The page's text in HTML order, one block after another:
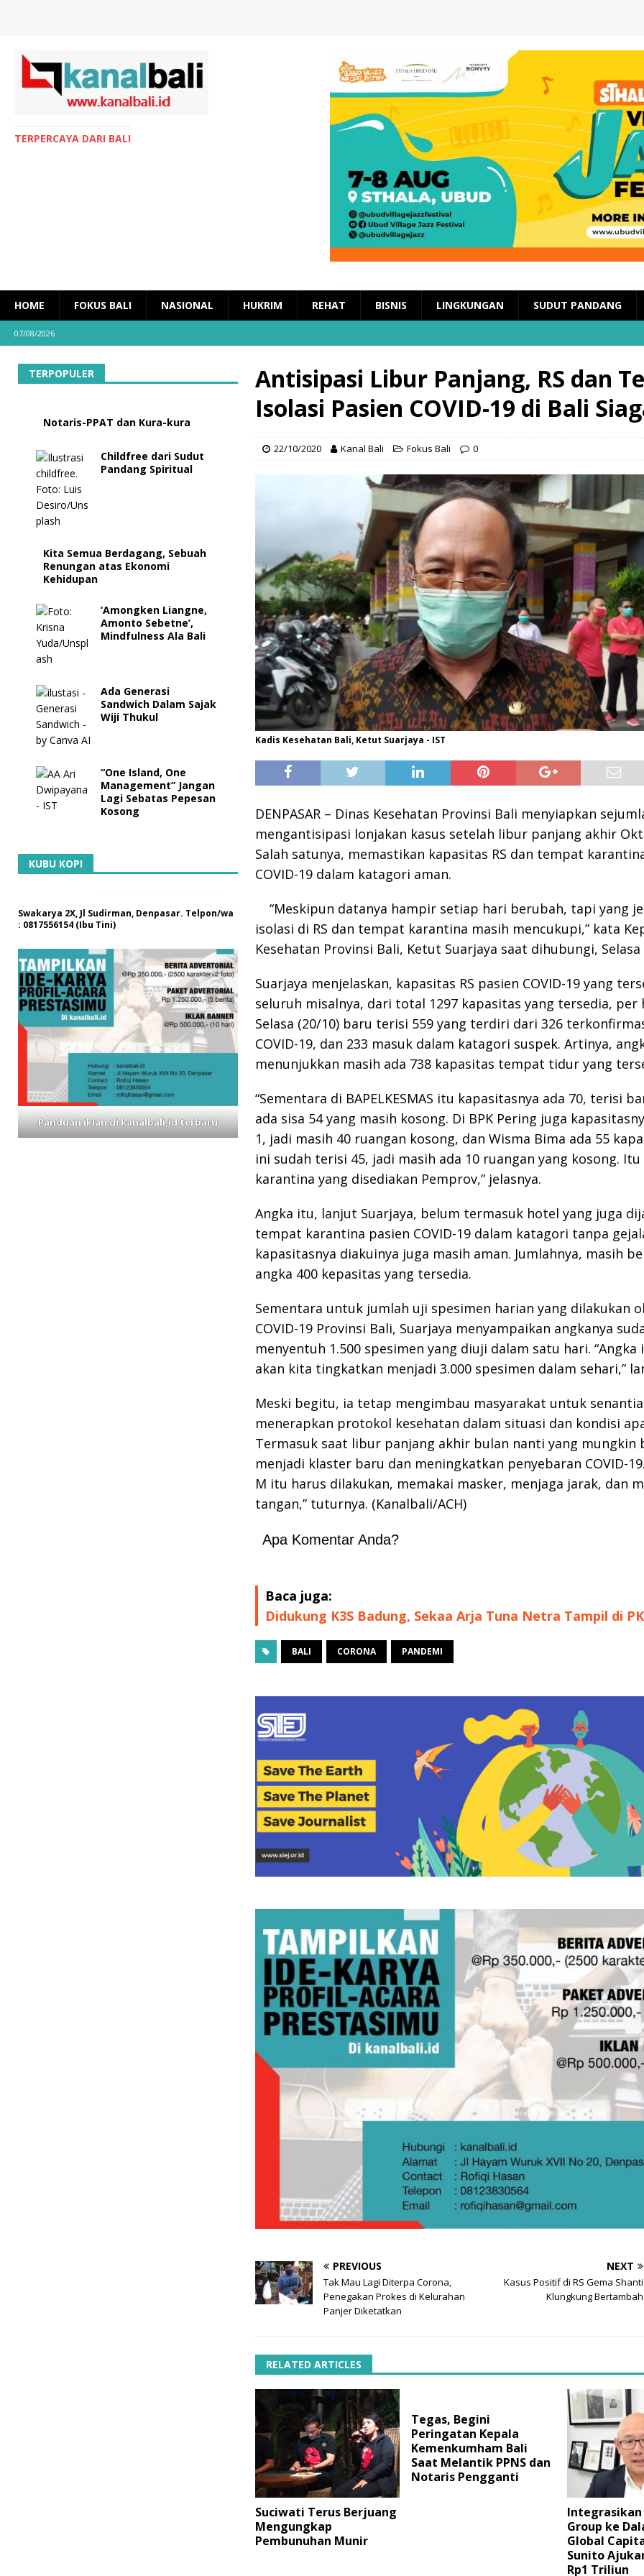
TERPERCAYA DARI BALI
HOME FOKUS BALI NASIONAL HUKRIM REHAT BISNIS LINGKUNGAN SUDUT PANDANG
07/08/2026
Antisipasi Libur Panjang, RS dan
Isolasi Pasien COVID-19 di Bali
22/10/2020 Kanal Bali Fokus Bali 0
Kadis Kesehatan Bali, Ketut Suarjaya - IST
DENPASAR – Dinas Kesehatan Provinsi Bali menyiapkan
mengantisipasi lonjakan kasus setelah libur panjang akhir
Salah satunya, memastikan kapasitas RS dan tempat
COVID-19 dalam katagori aman.
“Meskipun datanya hampir setiap hari berubah, tapi yang
isolasi di RS dan tempat karantina masih mencukupi,” kata
Kesehatan Provinsi Bali, Ketut Suarjaya saat dihubungi, Selasa
Suarjaya menjelaskan, kapasitas RS pasien COVID-19 yang
seluruh misalnya, dari total 1297 kapasitas yang tersedia, per
Selasa (20/10) baru terisi 559 yang terdiri dari 326
COVID-19, dan 233 masuk dalam katagori suspek. Artinya,
menunjukkan masih ada 738 kapasitas tempat tidur yang
“Sementara di BAPELKESMAS itu kapasitasnya ada 70, terisi
ada sisa 54 yang masih kosong. Di BPK Pering juga
1, jadi masih 40 ruangan kosong, dan Wisma Bima ada 55
ini sudah terisi 45, jadi masih ada 10 ruangan yang kosong.
karantina yang disediakan Pemprov,” jelasnya.
Angka itu, lanjut Suarjaya, belum termasuk hotel yang juga
tempat karantina pasien COVID-19 dalam katagori tanpa
kapasitasnya diakuinya juga masih aman. Jumlahnya, masih
angka 400 kepasitas yang tersedia.
Sementara untuk jumlah uji spesimen harian yang dilakukan
COVID-19 Provinsi Bali, Suarjaya menyampaikan angkanya
menyentuh 1.500 spesimen yang diuji dalam satu hari. “Angka
akan kita tingkatkan menjadi 3.000 spesimen dalam sehari,”
Meski begitu, ia tetap mengimbau masyarakat untuk
menerapkan protokol kesehatan dalam situasi dan kondisi
Termasuk saat libur panjang akhir bulan nanti yang mungkin
menjadi klaster baru dan meningkatkan penyebaran COVID-
M itu harus dilakukan, memakai masker, menjaga jarak, dan
tangan,” tuturnya. (Kanalbali/ACH)
Apa Komentar Anda?
Baca juga:
Didukung K3S Badung, Sekaa Arja Tuna Netra Tampil di
BALI CORONA PANDEMI
PREVIOUS
Tak Mau Lagi Diterpa Corona,
Penegakan Prokes di Kelurahan
Panjer Diketatkan
NEXT
Kasus Positif di RS Gema Shanti
Klungkung Bertambah
RELATED ARTICLES
Suciwati Terus Berjuang
Mengungkap
Pembunuhan Munir
Tegas, Begini
Peringatan Kepala
Kemenkumham Bali
Saat Melantik PPNS dan
Notaris Pengganti
Integrasikan
Group ke
Global
Sunito
Rp1 Triliun
TERPOPULER
Notaris-PPAT dan Kura-kura
Childfree dari Sudut
Pandang Spiritual
Kita Semua Berdagang, Sebuah
Renungan atas Ekonomi
Kehidupan
‘Amongken Liangne,
Amonto Sebetne’,
Mindfulness Ala Bali
Ada Generasi
Sandwich Dalam Sajak
Wiji Thukul
“One Island, One
Management” Jangan
Lagi Sebatas Pepesan
Kosong
KUBU KOPI
Swakarya 2X, Jl Sudirman, Denpasar. Telpon/wa
: 0817556154 (Ibu Tini)
Panduan iklan di kanalbali,id terbaru